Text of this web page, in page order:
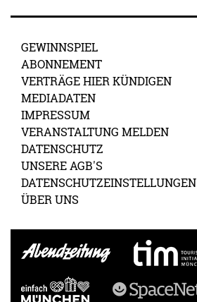
GEWINNSPIEL
ABONNEMENT
VERTRÄGE HIER KÜNDIGEN
MEDIADATEN
IMPRESSUM
VERANSTALTUNG MELDEN
DATENSCHUTZ
UNSERE AGB'S
DATENSCHUTZEINSTELLUNGEN
ÜBER UNS